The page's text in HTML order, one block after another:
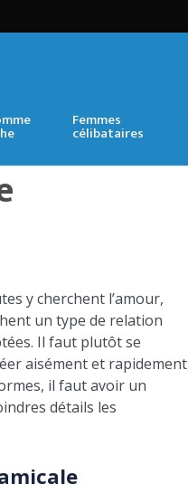
Femmes
célibataires
y cherchent l’amour,
un type de relation
Il faut plutôt se
aisément et rapidement
il faut avoir un
détails les